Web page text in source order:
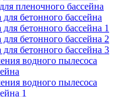
пленочного бассейна
бетонного бассейна
бетонного бассейна 1
бетонного бассейна 2
бетонного бассейна 3
водного пылесоса
водного пылесоса
1